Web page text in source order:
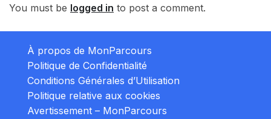
You must be logged in to post a comment.
À propos de MonParcours
Politique de Confidentialité
Conditions Générales d’Utilisation
Politique relative aux cookies
Avertissement – MonParcours